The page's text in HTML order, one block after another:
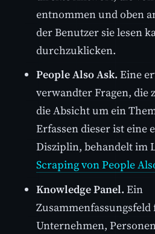
entnommen und oben
der Benutzer sie lesen
durchzuklicken.
People Also Ask. Eine
verwandter Fragen, die
die Absicht um ein
Erfassen dieser ist eine
Disziplin, behandelt im
Scraping von People
Knowledge Panel. Ein
Unternehmen,